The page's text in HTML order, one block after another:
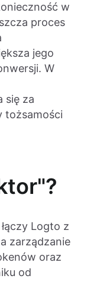
w
proces
jego
W
się za
tożsamości
Logto z
zarządzanie
oraz
od